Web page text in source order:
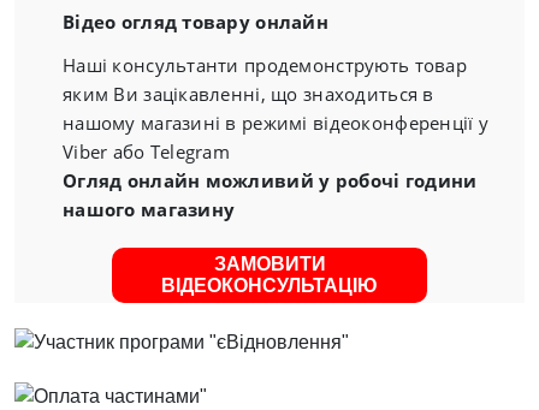
Відео огляд товару онлайн
Наші консультанти продемонструють товар
яким Ви зацікавленні, що знаходиться в
нашому магазині в режимі відеоконференції у
Viber або Telegram
Огляд онлайн можливий у робочі години
нашого магазину
ЗАМОВИТИ
ВІДЕОКОНСУЛЬТАЦІЮ